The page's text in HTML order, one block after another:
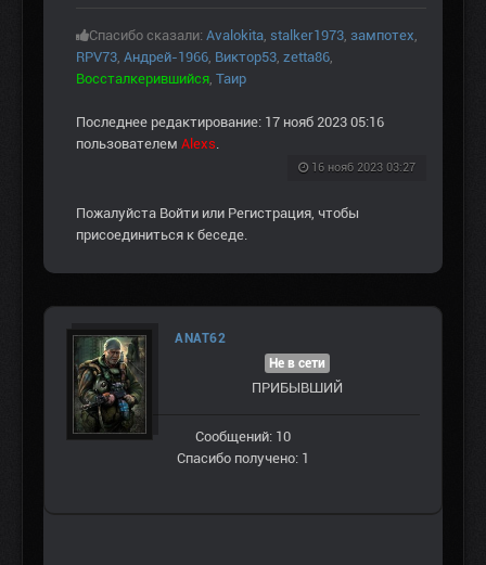
Спасибо сказали: Avalokita, stalker1973, зампотех,
RPV73, Андрей-1966, Виктор53, zetta86,
Воссталкерившийся, Таир
Последнее редактирование: 17 нояб 2023 05:16
пользователем Alexs.
16 нояб 2023 03:27
Пожалуйста Войти или Регистрация, чтобы
присоединиться к беседе.
ANAT62
Не в сети
ПРИБЫВШИЙ
Сообщений: 10
Спасибо получено: 1